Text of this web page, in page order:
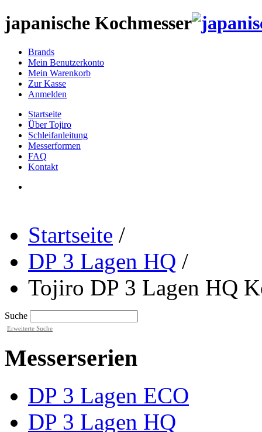
japanische Kochmesser
Brands
Mein Benutzerkonto
Mein Warenkorb
Zur Kasse
Anmelden
Startseite
Über Tojiro
Schleifanleitung
Messerformen
FAQ
Kontakt
Startseite /
DP 3 Lagen HQ /
Tojiro DP 3 Lagen HQ
Suche
Erweiterte Suche
Messerserien
DP 3 Lagen ECO
DP 3 Lagen HQ